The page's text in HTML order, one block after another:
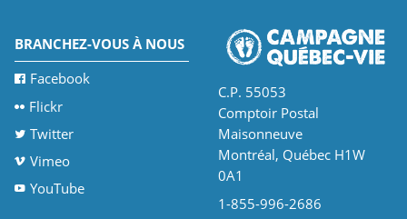
BRANCHEZ-VOUS À NOUS
Facebook
Flickr
Twitter
Vimeo
YouTube
C.P. 55053
Comptoir Postal
Maisonneuve
Montréal, Québec H1W
0A1
1-855-996-2686